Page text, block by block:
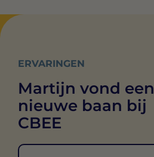
ERVARINGEN
Martijn vond een
nieuwe baan bij
CBEE